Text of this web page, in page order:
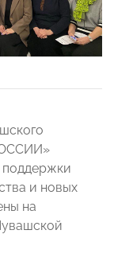
поддержки
и новых
на